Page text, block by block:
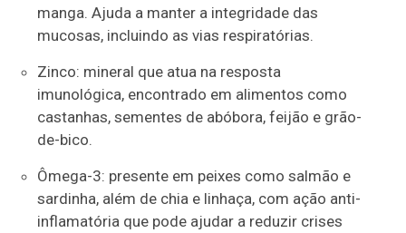
manga. Ajuda a manter a integridade das
mucosas, incluindo as vias respiratórias.
Zinco: mineral que atua na resposta
imunológica, encontrado em alimentos como
castanhas, sementes de abóbora, feijão e grão-
de-bico.
Ômega-3: presente em peixes como salmão e
sardinha, além de chia e linhaça, com ação anti-
inflamatória que pode ajudar a reduzir crises